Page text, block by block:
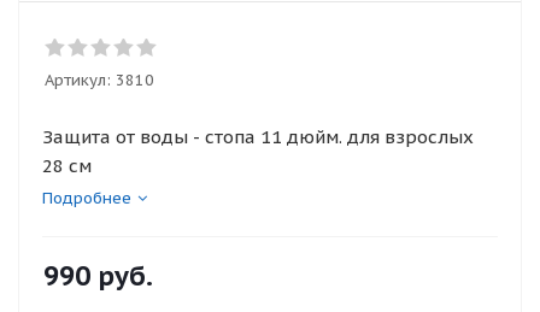
Артикул: 3810
Защита от воды - стопа 11 дюйм. для взрослых
28 см
Подробнее
990 руб.